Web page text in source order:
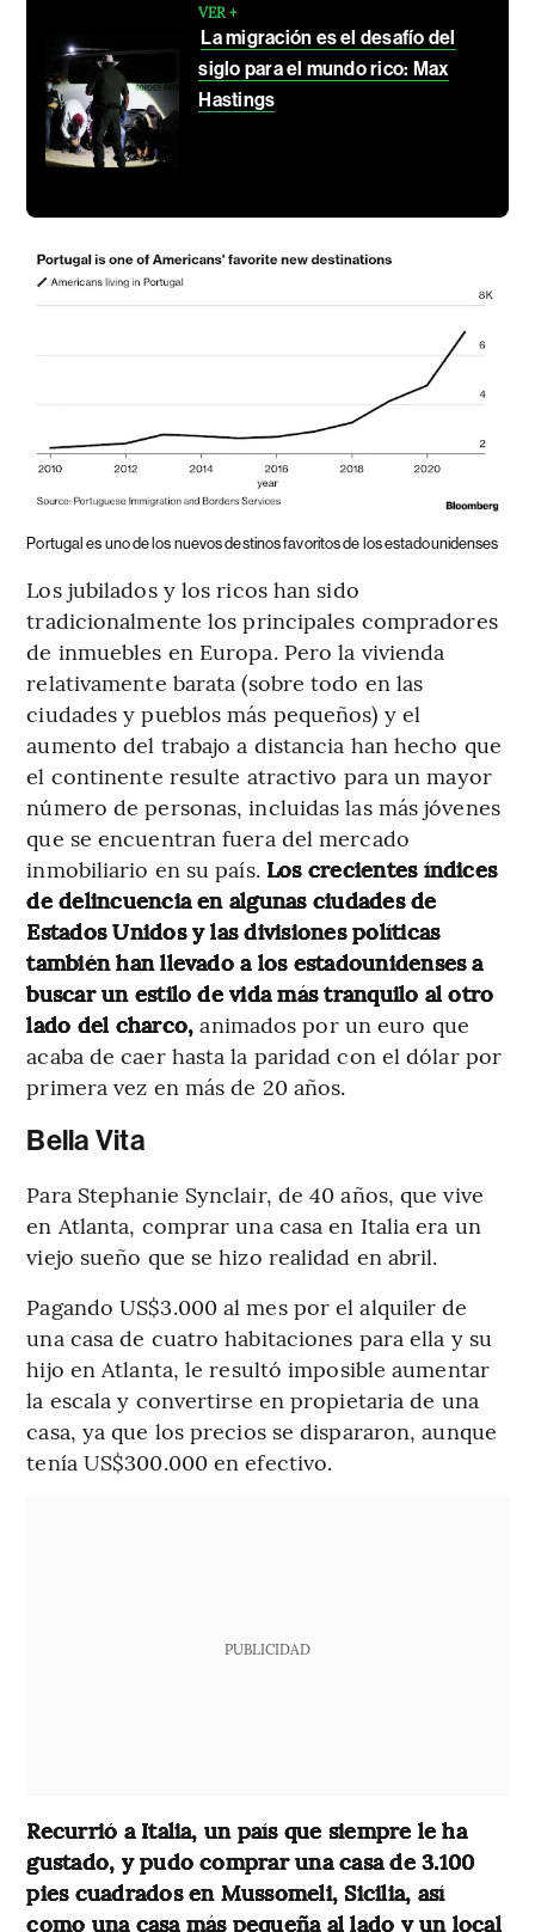
VER +
La migración es el desafío del
siglo para el mundo rico: Max
Hastings
Portugal es uno de los nuevos destinos favoritos de los estadounidenses
Los jubilados y los ricos han sido
tradicionalmente los principales compradores
de inmuebles en Europa. Pero la vivienda
relativamente barata (sobre todo en las
ciudades y pueblos más pequeños) y el
aumento del trabajo a distancia han hecho que
el continente resulte atractivo para un mayor
número de personas, incluidas las más jóvenes
que se encuentran fuera del mercado
inmobiliario en su país. Los crecientes índices
de delincuencia en algunas ciudades de
Estados Unidos y las divisiones políticas
también han llevado a los estadounidenses a
buscar un estilo de vida más tranquilo al otro
lado del charco,animados por un euro que
acaba de caer hasta la paridad con el dólar por
primera vez en más de 20 años.
Bella Vita
Para Stephanie Synclair, de 40 años, que vive
en Atlanta, comprar una casa en Italia era un
viejo sueño que se hizo realidad en abril.
Pagando US$3.000 al mes por el alquiler de
una casa de cuatro habitaciones para ella y su
hijo en Atlanta, le resultó imposible aumentar
la escala y convertirse en propietaria de una
casa, ya que los precios se dispararon, aunque
tenía US$300.000 en efectivo.
PUBLICIDAD
Recurrió a Italia, un país que siempre le ha
gustado, y pudo comprar una casa de 3.100
pies cuadrados en Mussomeli, Sicilia, así
como una casa más pequeña al lado y un local